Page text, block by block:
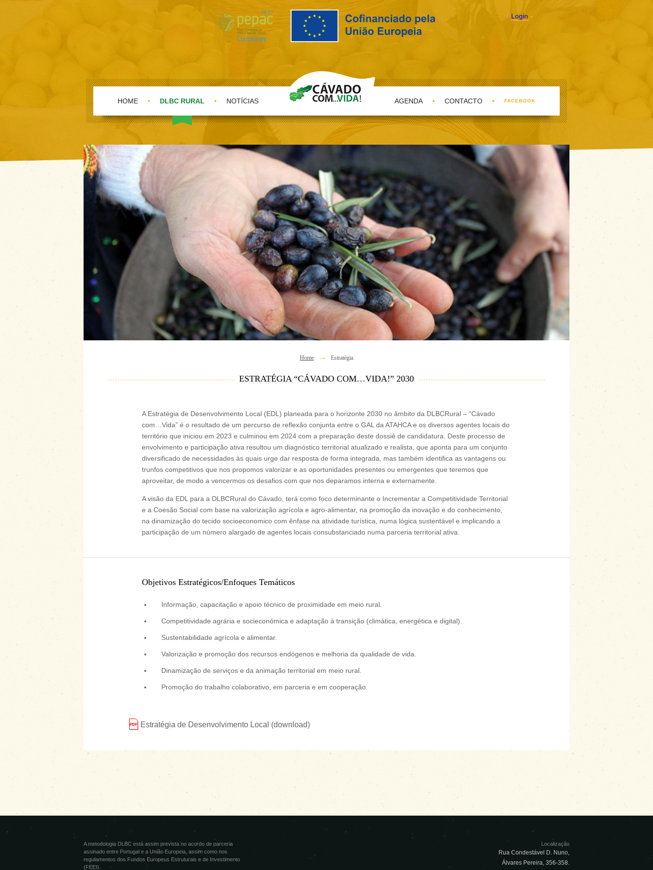
Login
NOTÍCIAS
•
DLBC RURAL
•
HOME AGENDA • CONTACTO • FACEBOOK
Home Estratégia
ESTRATÉGIA “CÁVADO COM…VIDA!” 2030
A Estratégia de Desenvolvimento Local (EDL) planeada para o horizonte 2030 no âmbito da DLBCRural – “Cávado
com…Vida” é o resultado de um percurso de reflexão conjunta entre o GAL da ATAHCA e os diversos agentes locais do
território que iniciou em 2023 e culminou em 2024 com a preparação deste dossiê de candidatura. Deste processo de
envolvimento e participação ativa resultou um diagnóstico territorial atualizado e realista, que aponta para um conjunto
diversificado de necessidades às quais urge dar resposta de forma integrada, mas também identifica as vantagens ou
trunfos competitivos que nos propomos valorizar e as oportunidades presentes ou emergentes que teremos que
aproveitar, de modo a vencermos os desafios com que nos deparamos interna e externamente.
A visão da EDL para a DLBCRural do Cávado, terá como foco determinante o Incrementar a Competitividade Territorial
e a Coesão Social com base na valorização agrícola e agro-alimentar, na promoção da inovação e do conhecimento,
na dinamização do tecido socioeconomico com ênfase na atividade turística, numa lógica sustentável e implicando a
participação de um número alargado de agentes locais consubstanciado numa parceria territorial ativa.
Objetivos Estratégicos/Enfoques Temáticos
Informação, capacitação e apoio técnico de proximidade em meio rural.
Competitividade agrária e socieconómica e adaptação à transição (climática, energética e digital).
Sustentabilidade agrícola e alimentar.
Valorização e promoção dos recursos endógenos e melhoria da qualidade de vida.
Dinamização de serviços e da animação territorial em meio rural.
Promoção do trabalho colaborativo, em parceria e em cooperação.
Estratégia de Desenvolvimento Local (download)
A metodologia DLBC está assim prevista no acordo de parceria
assinado entre Portugal e a União Europeia, assim como nos
regulamentos dos Fundos Europeus Estruturais e de Investimento
(FEEI).
Localização
Rua Condestável D. Nuno,
Álvares Pereira, 356-358.